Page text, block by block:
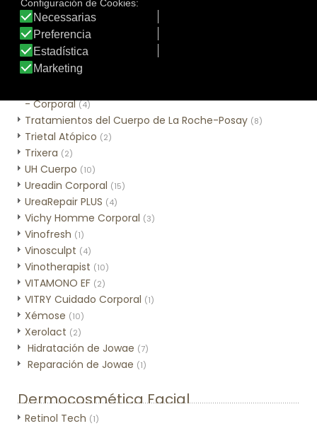
Sweet Lemon (3)
Tar-Plus (2)
Thé des Vignes
Time Control Corporal
Tratamiento tópico
- Corporal (4)
Tratamientos del Cuerpo de La Roche-Posay (8)
Trietal Atópico (2)
Trixera (2)
UH Cuerpo (10)
Ureadin Corporal (15)
UreaRepair PLUS (4)
Vichy Homme Corporal (3)
Vinofresh (1)
Vinosculpt (4)
Vinotherapist (10)
VITAMONO EF (2)
VITRY Cuidado Corporal (1)
Xémose (10)
Xerolact (2)
Hidratación de Jowae (7)
Reparación de Jowae (1)
Dermocosmética Facial
Retinol Tech (1)